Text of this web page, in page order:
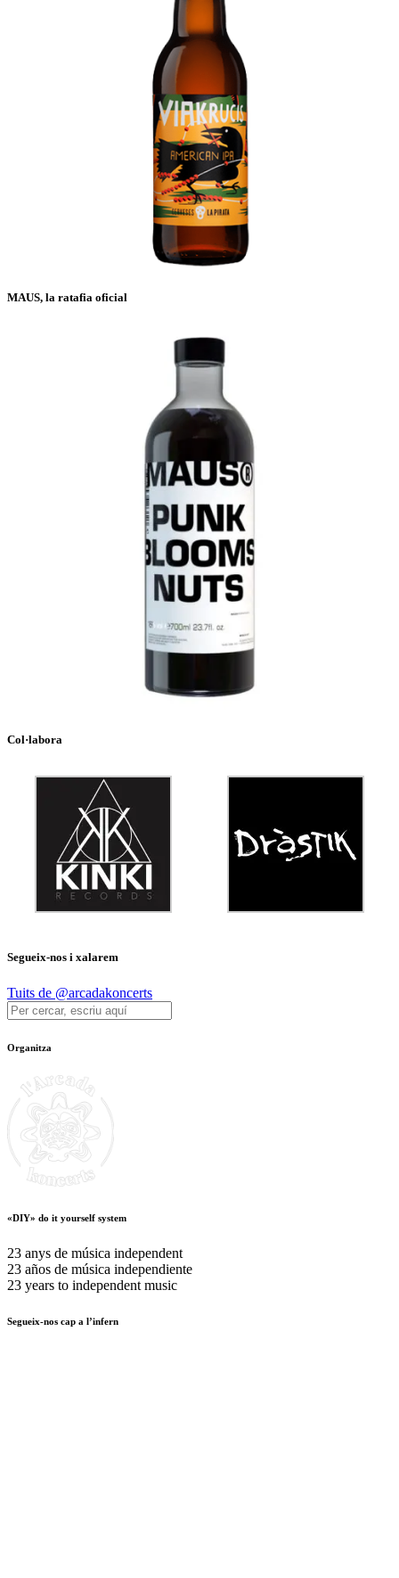
MAUS, la ratafia oficial
Col·labora
Segueix-nos i xalarem
Tuits de @arcadakoncerts
Organitza
«DIY» do it yourself system
23 anys de música independent
23 años de música independiente
23 years to independent music
Segueix-nos cap a l’infern